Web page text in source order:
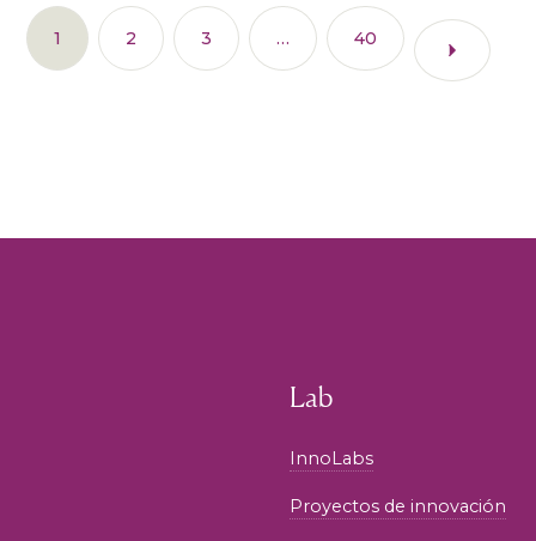
1 2 3 … 40
Lab
InnoLabs
Proyectos de innovación